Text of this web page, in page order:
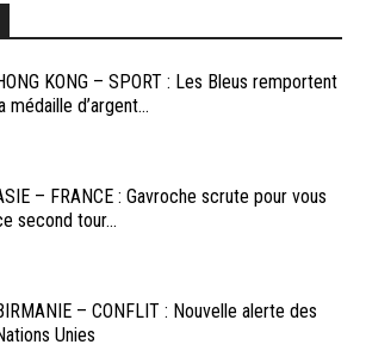
KONG – SPORT : Les Bleus remportent
médaille d’argent...
– FRANCE : Gavroche scrute pour vous
second tour...
– CONFLIT : Nouvelle alerte des
Unies